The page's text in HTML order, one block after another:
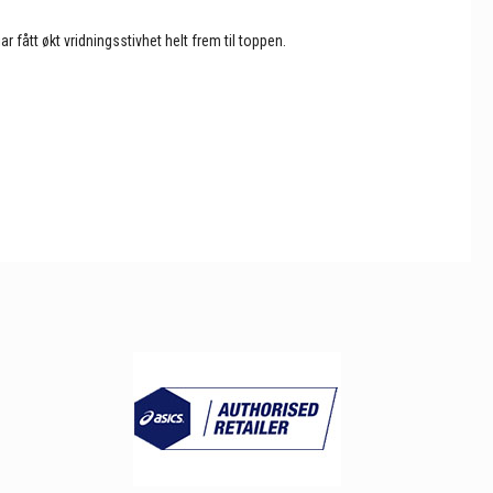
fått økt vridningsstivhet helt frem til toppen.